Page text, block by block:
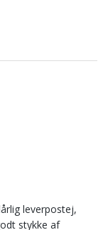
leverpostej,
stykke af